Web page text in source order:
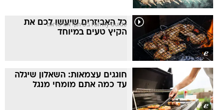
כל האביזרים שיעשו לכם את
הקיץ טעים במיוחד
Family Guide בשיתוף אמישראגז
חוגגים עצמאות: השאלון שיגלה
עד כמה אתם מומחי מנגל